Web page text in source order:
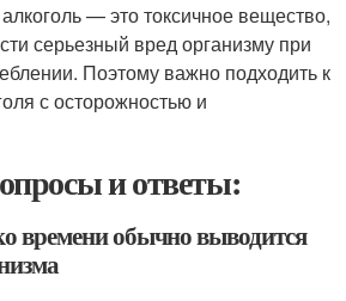
— это токсичное вещество,
серьезный вред организму при
Поэтому важно подходить к
с осторожностью и
и ответы:
времени обычно выводится